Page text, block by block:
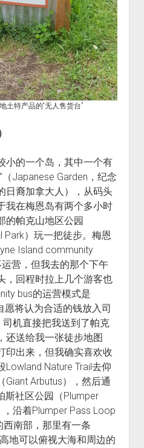
土特产品的“无人售货台”
小的一个岛，其中一个有
Japanese Garden，纪念
日裔加拿大人），从码头
我在梅恩岛有两个多小时
的帕克山地区公园
Park）玩一把徒步。梅恩
Island community
营，但我去的那个下午
，回程时拉上几个游客也
bus的运营模式是
愿将认为合适的钱放入司
机直接把我送到了帕克
还送给我一张徒步地图
印出来，但我确实喜欢收
Nature Trail去仰
Arbutus），然后通
斯社区公园（Plumper
沿着Plumper Pass Loop
西南部，那里有一条
地可以俯视大海和周边的